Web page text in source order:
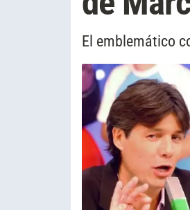
El emblemático